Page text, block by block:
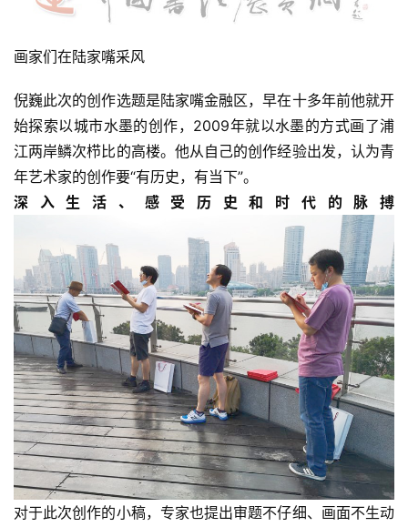
稿
学
术
研
究
赏
砚
边
夜
话
美
术
图
库
画家们在陆家嘴采风
倪巍此次的创作选题是陆家嘴金融区，早在十多年前他就开
始探索以城市水墨的创作，2009年就以水墨的方式画了浦
江两岸鳞次栉比的高楼。他从自己的创作经验出发，认为青
年艺术家的创作要“有历史，有当下”。
深入生活、感受历史和时代的脉搏
对于此次创作的小稿，专家也提出审题不仔细、画面不生动